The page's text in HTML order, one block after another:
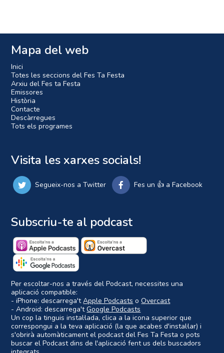
Mapa del web
Inici
Totes les seccions del Fes Ta Festa
Arxiu del Fes ta Festa
Emissores
Història
Contacte
Descàrregues
Tots els programes
Visita les xarxes socials!
Segueix-nos a Twitter Fes un 👍 a Facebook
Subscriu-te al podcast
Per escoltar-nos a través del Podcast, necessites una
aplicació compatible:
- iPhone: descarrega'tApple Podcasts oOvercast
- Android: descarrega'tGoogle Podcasts
Un cop la tinguis instal·lada, clica a la icona superior que
correspongui a la teva aplicació (la que acabes d'instal·lar) i
s'obrirà automàticament el podcast del Fes Ta Festa o pots
buscar el Podcast dins de l'aplicació fent us dels buscadors